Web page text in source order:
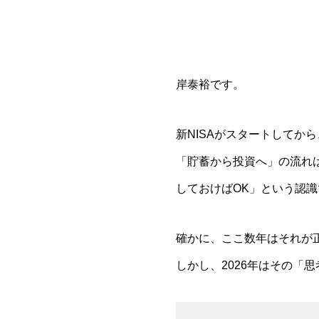
岸泰裕です。
新NISAがスタートしてか
「貯蓄から投資へ」の流
しておけばOK」という認
確かに、ここ数年はそれが
しかし、2026年はその「